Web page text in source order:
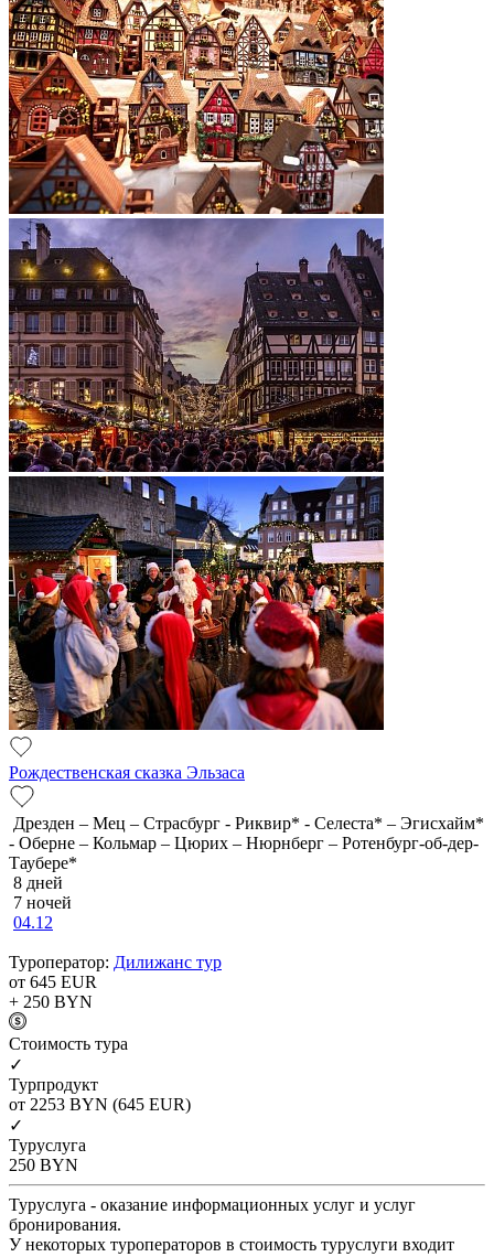
Рождественская сказка Эльзаса
Дрезден – Мец – Страсбург - Риквир* - Селеста* – Эгисхайм*
- Оберне – Кольмар – Цюрих – Нюрнберг – Ротенбург-об-дер-
Таубере*
8 дней
7 ночей
04.12
Туроператор: Дилижанс тур
от 645 EUR
+ 250 BYN
Cтоимость тура
✓
Турпродукт
от 2253 BYN (645 EUR)
✓
Туруслуга
250 BYN
Туруслуга - оказание информационных услуг и услуг
бронирования.
У некоторых туроператоров в стоимость туруслуги входит